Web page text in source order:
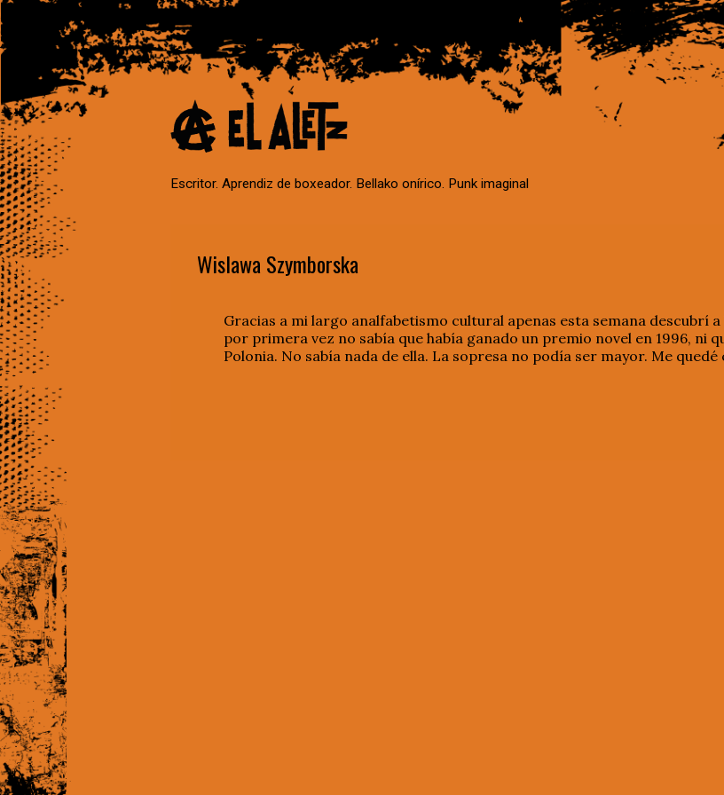
Escritor. Aprendiz de boxeador. Bellako onírico. Punk imaginal
Wislawa Szymborska
Gracias a mi largo analfabetismo cultural apenas esta semana descubrí
por primera vez no sabía que había ganado un premio novel en 1996, ni
Polonia. No sabía nada de ella. La sopresa no podía ser mayor. Me